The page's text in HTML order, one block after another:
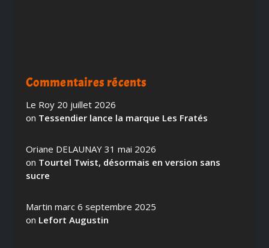
Commentaires récents
Le Roy 20 juillet 2026
on Tessendier lance la marque Les Fratés
Oriane DELAUNAY 31 mai 2026
on Tourtel Twist, désormais en version sans
sucre
Martin marc 6 septembre 2025
on Lefort Augustin